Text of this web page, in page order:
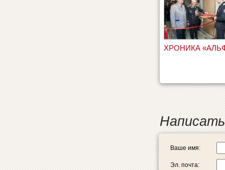
ХРОНИКА
Ваше имя:
Эл. почта: